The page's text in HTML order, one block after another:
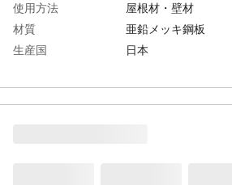
使用方法
屋根材・壁材
材質
亜鉛メッキ鋼板
生産国
日本